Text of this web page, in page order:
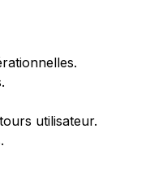
utilisateur.